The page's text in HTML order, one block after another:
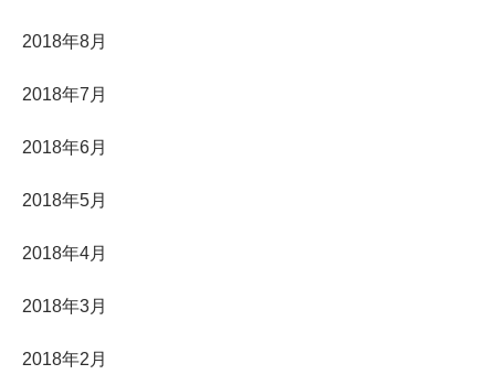
2018年8月
2018年7月
2018年6月
2018年5月
2018年4月
2018年3月
2018年2月